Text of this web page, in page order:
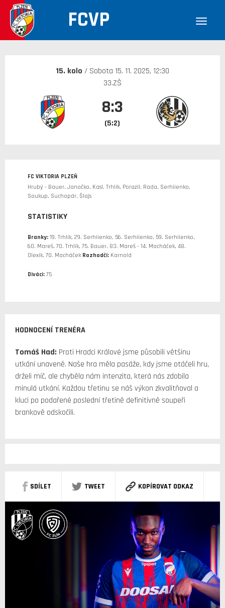
FCVP
30. 12. 1899
15. kolo / Sobota 15. 11. 2025, 12:30
33.ZŠ
8:3
(5:2)
FC VIKTORIA PLZEŇ
Hrubý - Bauer, Janočko, Kasl, Trhlík, Porazil, Rada, Serhiienko,
Soukup, Suchopár, Šlajs
STATISTIKY
Branky: 19. Trhlík, 29. Serhiienko, 56. Serhiienko, 59. Serhiienko,
60. Mareš, 70. Trhlík, 75. Bauer, 83. Mareš - 14. Macháček, 48.
Olexik, 70. Macháček Rozhodčí: Karnold
Diváci: 75
HODNOCENÍ TRENÉRA
Tomáš Had: Proti Hradci Králové jsme působili většinu
utkání unaveně. Naše hra měla pasáže, kdy jsme otáčeli hru,
drželi míč, ale chyběla nám intenzita, která nás zdobila
minulá utkání. Každou třetinu se náš výkon zkvalitňoval a
kluci po podařené poslední třetině definitivně soupeři
brankově odskočili.
SDÍLET TWEET KOPÍROVAT ODKAZ